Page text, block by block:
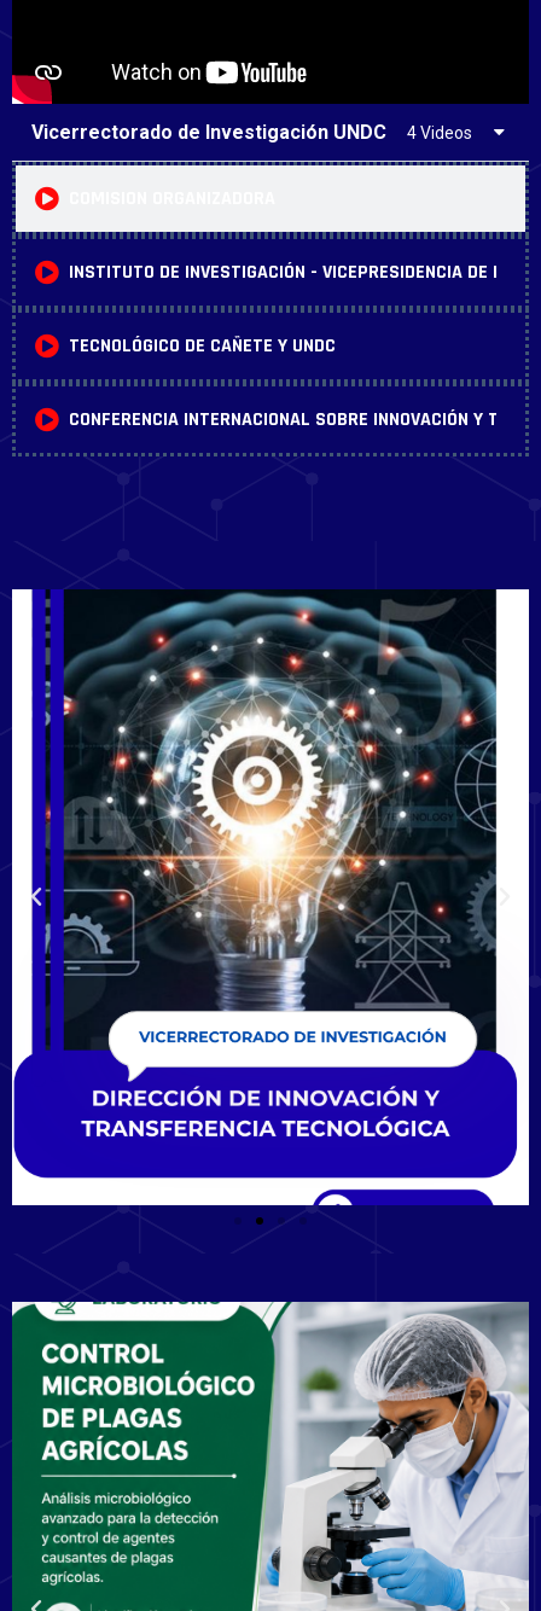
Vicerrectorado de Investigación UNDC 4 Videos
INSTITUTO DE INVESTIGACIÓN - VICEPRESIDENCIA DE
TECNOLÓGICO DE CAÑETE Y UNDC
CONFERENCIA INTERNACIONAL SOBRE INNOVACIÓN Y